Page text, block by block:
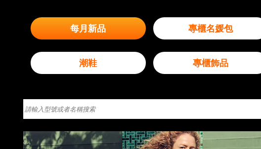
每月新品 專櫃名媛包
潮鞋 專櫃飾品